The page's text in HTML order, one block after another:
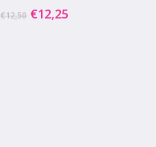
€12,50 Oorspronkelijke
€12,25